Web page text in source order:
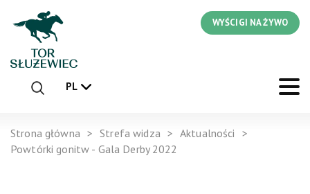
WYŚCIGI NA ŻYWO
PL
Strona główna Strefa widza
Aktualności
Powtórki gonitw - Gala Derby 2022